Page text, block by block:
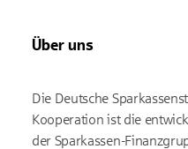
Über uns
Die Deutsche
Kooperation ist die
der Sparkassen-